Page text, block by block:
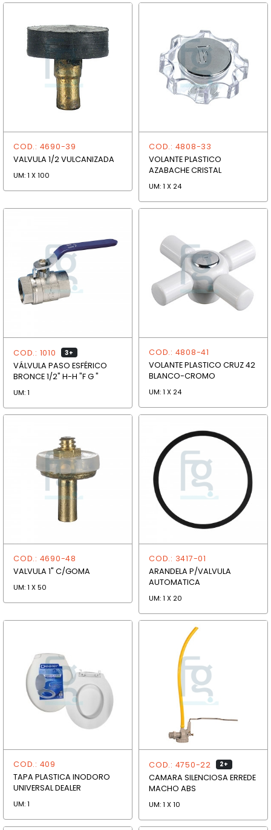
COD.: 4690-39
VALVULA 1/2 VULCANIZADA
UM: 1 X 100
COD.: 4808-33
VOLANTE PLASTICO
AZABACHE CRISTAL
UM: 1 X 24
COD.: 1010 3+
VÁLVULA PASO ESFÉRICO
BRONCE 1/2" H-H "F G "
UM: 1
COD.: 4808-41
VOLANTE PLASTICO CRUZ 42
BLANCO-CROMO
UM: 1 X 24
COD.: 4690-48
VALVULA 1" C/GOMA
UM: 1 X 50
COD.: 3417-01
ARANDELA P/VALVULA
AUTOMATICA
UM: 1 X 20
COD.: 409
TAPA PLASTICA INODORO
UNIVERSAL DEALER
UM: 1
COD.: 4750-22 2+
CAMARA SILENCIOSA ERREDE
MACHO ABS
UM: 1 X 10